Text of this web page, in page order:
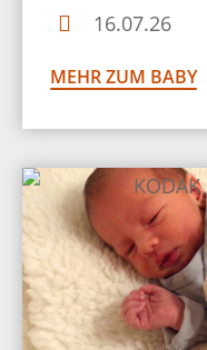
16.07.26
MEHR ZUM BABY